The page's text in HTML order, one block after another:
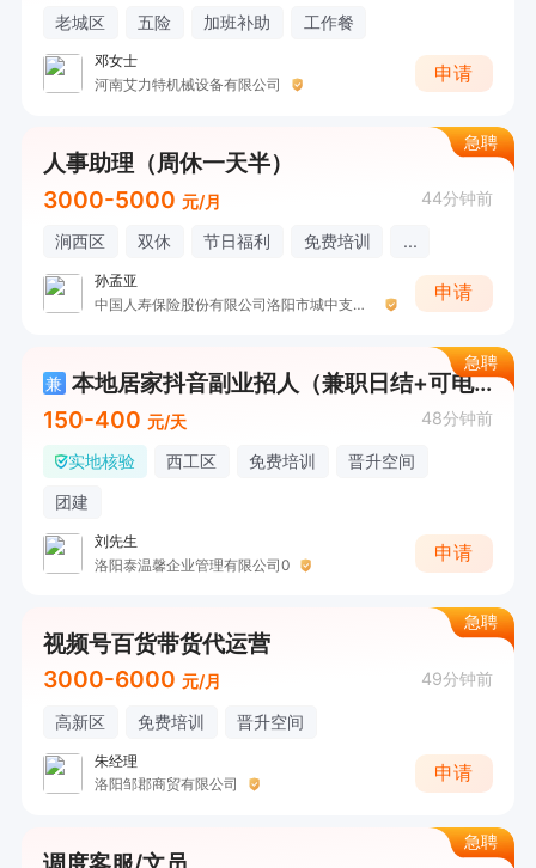
老城区 五险 加班补助 工作餐
邓女士
河南艾力特机械设备有限公司
申请
急聘
人事助理（周休一天半）
3000-5000 元/月 44分钟前
涧西区 双休 节日福利 免费培训 ...
孙孟亚
中国人寿保险股份有限公司洛阳市城中支公司钱军伟
申请
急聘
兼
本地居家抖音副业招人（兼职日结+可电话详询）
150-400 元/天 48分钟前
实地核验 西工区 免费培训
晋升空间
团建
刘先生
洛阳泰温馨企业管理有限公司0
申请
急聘
视频号百货带货代运营
3000-6000 元/月 49分钟前
高新区 免费培训 晋升空间
朱经理
洛阳邹郡商贸有限公司
申请
急聘